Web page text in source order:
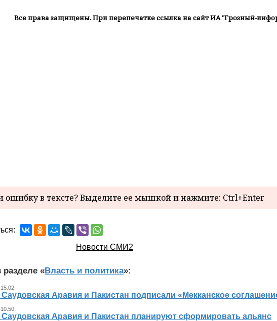
Все права защищены. При перепечатке ссылка на сайт ИА "Грозный-
в тексте? Выделите ее мышкой и нажмите: Ctrl+Enter
Новости СМИ2
разделе «Власть и политика»:
Саудовская Аравия и Пакистан подписали «Мекканское
Саудовская Аравия и Пакистан планируют сформировать альянс